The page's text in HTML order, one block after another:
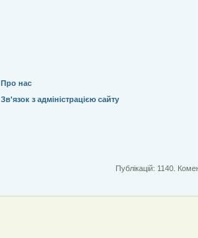
Про нас
Зв'язок з адміністрацією сайту
Публікацій: 1140.